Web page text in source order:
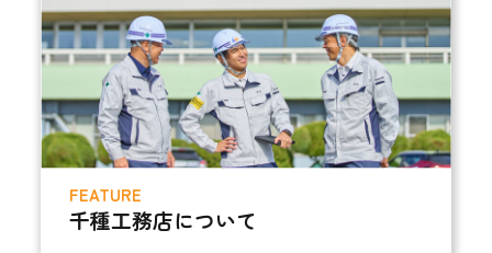
FEATURE
千種工務店について